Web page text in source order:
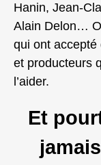
Hanin, Jean-
Alain Delon…
qui ont
et producteurs
l’aider.
Et